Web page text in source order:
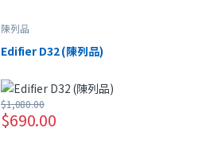
陳列品
Edifier D32 (陳列品)
$690.00
$1,080.00